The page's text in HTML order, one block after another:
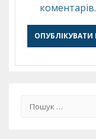
коментарів.
Пошук: